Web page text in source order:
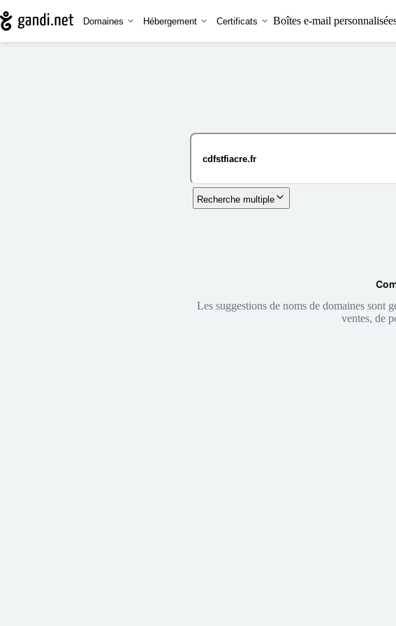
Domaines Hébergement Certificats Boîtes e-mail
Recherche multiple
Les suggestions de noms de domaines sont
ventes, de